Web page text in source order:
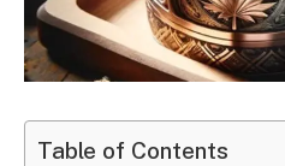
Table of Contents